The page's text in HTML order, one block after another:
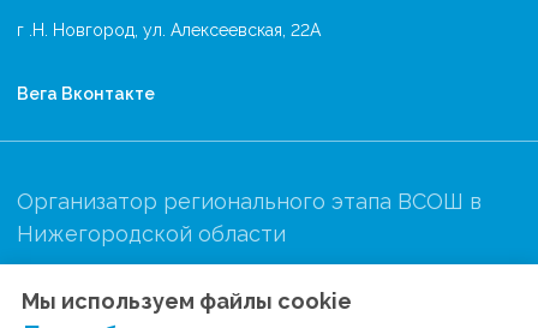
г .Н. Новгород, ул. Алексеевская, 22А
Вега Вконтакте
Организатор регионального этапа ВСОШ в
Нижегородской области
Мы используем файлы cookie